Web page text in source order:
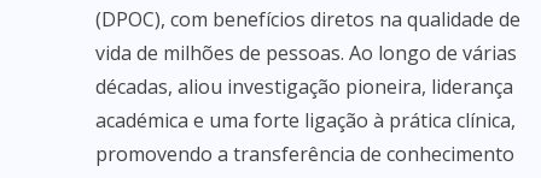
(DPOC), com benefícios diretos na qualidade de
vida de milhões de pessoas. Ao longo de várias
décadas, aliou investigação pioneira, liderança
académica e uma forte ligação à prática clínica,
promovendo a transferência de conhecimento